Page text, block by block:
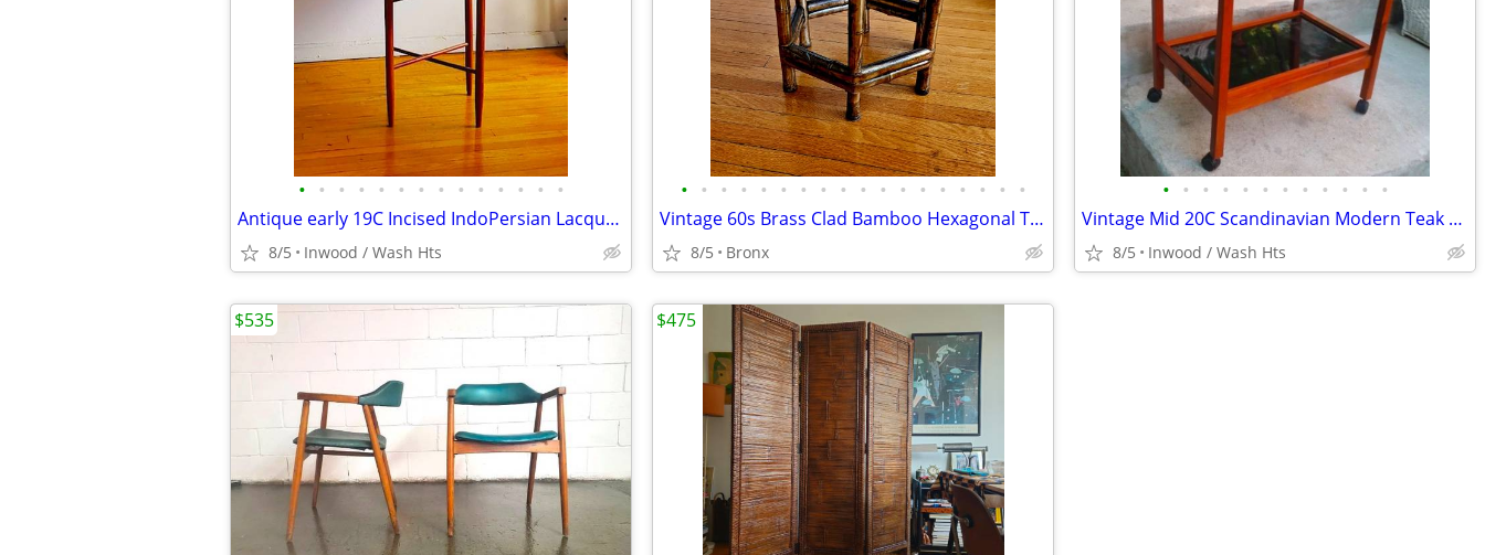
• • • • • • • • • • • • • •
Antique early 19C Incised IndoPersian Lacquered Brass Tray+20C Stand
8/5 Inwood / Wash Hts
• • • • • • • • • • • • • • • • • •
Vintage 60s Brass Clad Bamboo Hexagonal Taboret Stool w/Shagreen Top
8/5 Bronx
• • • • • • • • • • • •
Vintage Mid 20C Scandinavian Modern Teak Folding Rolling Serving Cart
8/5 Inwood / Wash Hts
$535 $475